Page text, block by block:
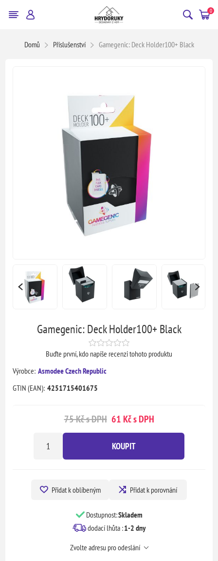
0
Domů Příslušenství Gamegenic: Deck Holder100+ Black
Gamegenic: Deck Holder100+ Black
Buďte první, kdo napíše recenzi tohoto produktu
Výrobce: Asmodee Czech Republic
GTIN (EAN): 4251715401675
75 Kč s DPH 61 Kč s DPH
KOUPIT
Přidat k oblíbeným Přidat k porovnání
Dostupnost:Skladem
dodací lhůta :1-2 dny
Zvolte adresu pro odeslání